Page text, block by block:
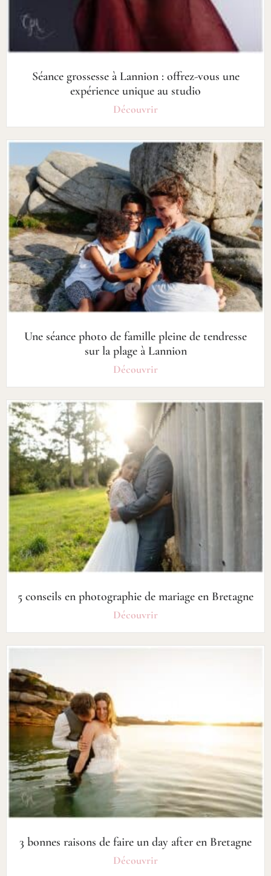
Séance grossesse à Lannion : offrez-vous une
expérience unique au studio
Découvrir
Une séance photo de famille pleine de tendresse
sur la plage à Lannion
Découvrir
5 conseils en photographie de mariage en Bretagne
Découvrir
3 bonnes raisons de faire un day after en Bretagne
Découvrir